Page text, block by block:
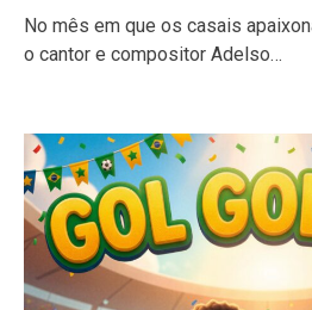
No mês em que os casais
o cantor e compositor Adelso…